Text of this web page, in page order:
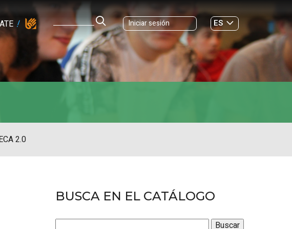
Iniciar sesión
ES
GL
2.0
BUSCA EN EL CATÁLOGO